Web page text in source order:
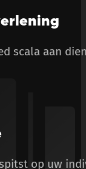
scala aan
op uw